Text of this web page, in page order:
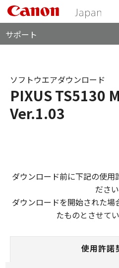
サポート
PIXUS TS5130
Ver.1.03
ソフトウエアダウンロード
ダウンロード前に下記の使用
ださい
ダウンロードを開始された
たものとさせて
使用許諾